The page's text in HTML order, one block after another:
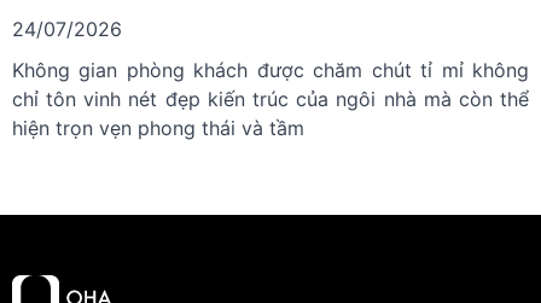
24/07/2026
Không gian phòng khách được chăm chút tỉ mỉ không
chỉ tôn vinh nét đẹp kiến trúc của ngôi nhà mà còn thể
hiện trọn vẹn phong thái và tầm